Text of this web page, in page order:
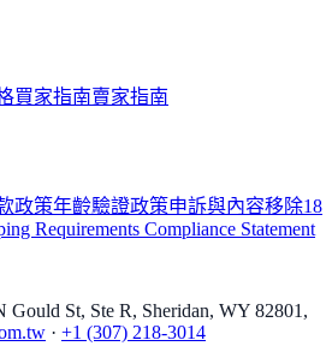
買家指南賣家指南
政策年齡驗證政策申訴與內容移除18
Requirements Compliance Statement
Gould St, Ste R, Sheridan, WY 82801,
· +1 (307) 218-3014